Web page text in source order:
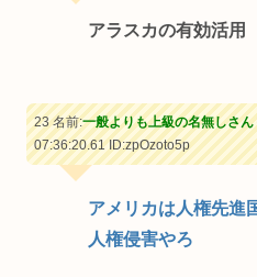
アラスカの有効活用
23 名前:一般よりも上級の名無しさん
07:36:20.61ID:zpOzoto5p
アメリカは人権先進
人権侵害やろ